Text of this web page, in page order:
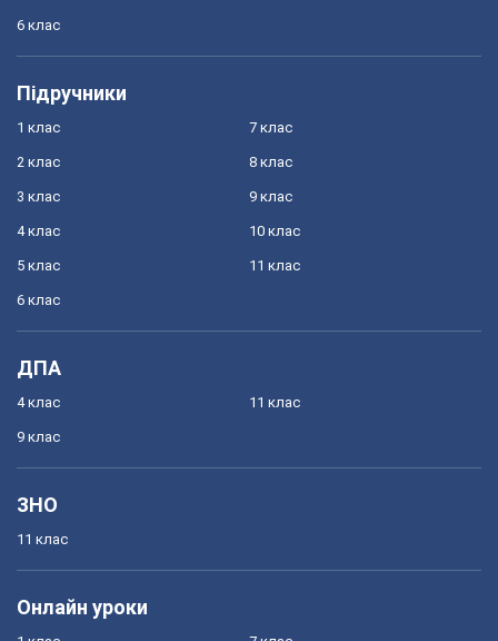
6 клас
Підручники
1 клас
2 клас
3 клас
4 клас
5 клас
6 клас
7 клас
8 клас
9 клас
10 клас
11 клас
ДПА
4 клас
9 клас
11 клас
ЗНО
11 клас
Онлайн уроки